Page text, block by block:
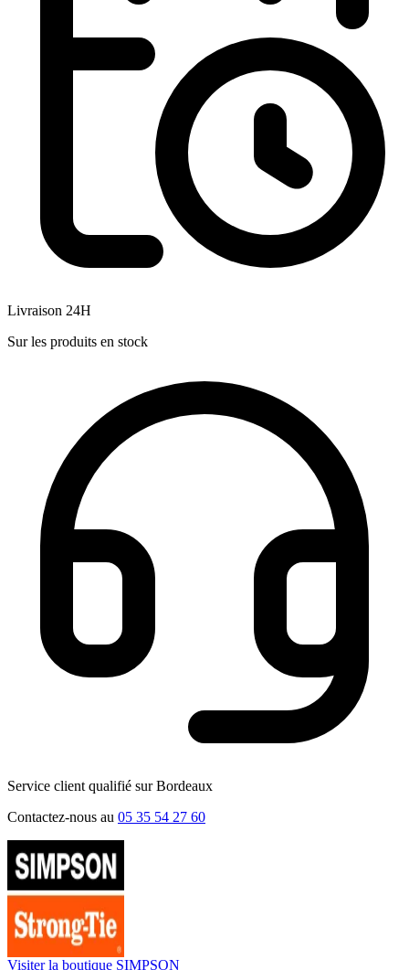
Livraison 24H
Sur les produits en stock
Service client qualifié sur Bordeaux
Contactez-nous au 05 35 54 27 60
Visiter la boutique SIMPSON